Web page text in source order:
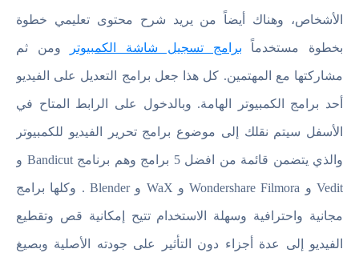
الأشخاص، وهناك أيضاً من يريد شرح محتوى تعليمي خطوة
بخطوة مستخدماً برامج تسجيل شاشة الكمبيوتر ومن ثم
مشاركتها مع المهتمين. كل هذا جعل برامج التعديل على الفيديو
أحد برامج الكمبيوتر الهامة. وبالدخول على الرابط المتاح في
الأسفل سيتم نقلك إلى موضوع برامج تحرير الفيديو للكمبيوتر
والذي يتضمن قائمة من افضل 5 برامج وهم برنامج Bandicut و
Vedit و Wondershare Filmora و WaX و Blender . وكلها برامج
مجانية واحترافية وسهلة الاستخدام تتيح إمكانية قص وتقطيع
الفيديو إلى عدة أجزاء دون التأثير على جودته الأصلية وبصيغ